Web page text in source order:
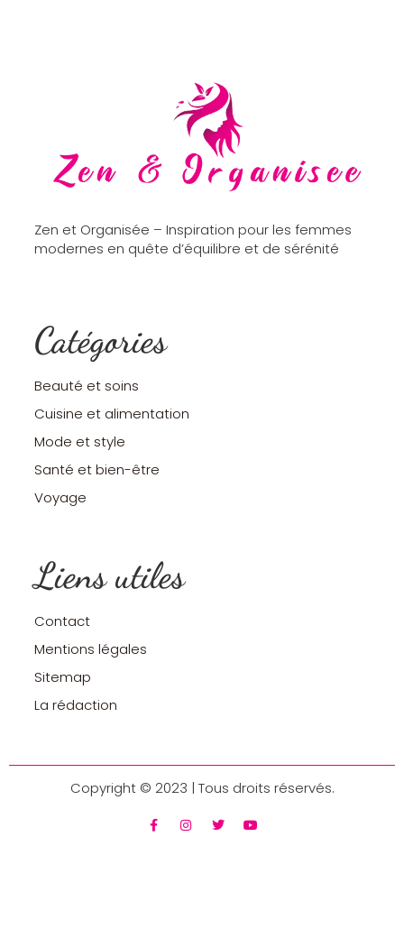
Zen et Organisée – Inspiration pour les femmes
modernes en quête d’équilibre et de sérénité
Catégories
Beauté et soins
Cuisine et alimentation
Mode et style
Santé et bien-être
Voyage
Liens utiles
Contact
Mentions légales
Sitemap
La rédaction
Copyright © 2023 | Tous droits réservés.